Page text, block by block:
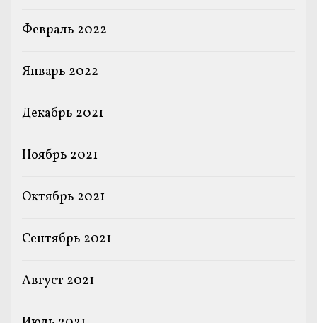
Февраль 2022
Январь 2022
Декабрь 2021
Ноябрь 2021
Октябрь 2021
Сентябрь 2021
Август 2021